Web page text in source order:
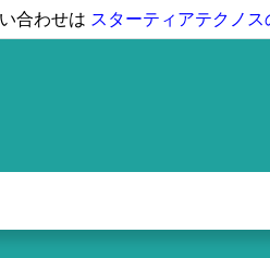
合わせは スターティアテクノ